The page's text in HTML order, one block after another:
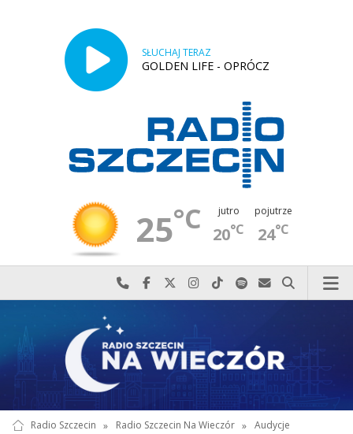
SŁUCHAJ TERAZ
GOLDEN LIFE - OPRÓCZ
25°C jutro
20°C
pojutrze
24°C
Najlepiej po prostu do nas zadzwoń
Odwiedź nas na Facebook-u
Odwiedź nas na X
Odwiedź nas na Instagram-ie
Odwiedź nas na TikTok-u
Szukaj nas na Spotify
Wyślij do nas
Szukaj
Radio Szczecin » Radio Szczecin Na Wieczór » Audycje